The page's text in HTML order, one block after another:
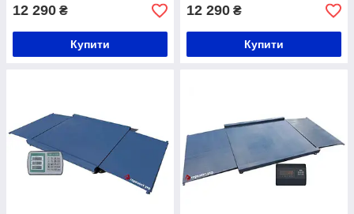
12 290 ₴
Купити
12 290 ₴
Купити